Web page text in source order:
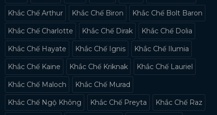
Khắc Chế Arthur Khắc Chế Biron Khắc Chế Bolt Baron
Khắc Chế Charlotte Khắc Chế Dirak Khắc Chế Dolia
Khắc Chế Hayate Khắc Chế Ignis Khắc Chế Ilumia
Khắc Chế Kaine Khắc Chế Kriknak Khắc Chế Lauriel
Khắc Chế Maloch Khắc Chế Murad
Khắc Chế Ngộ Không Khắc Chế Preyta Khắc Chế Raz